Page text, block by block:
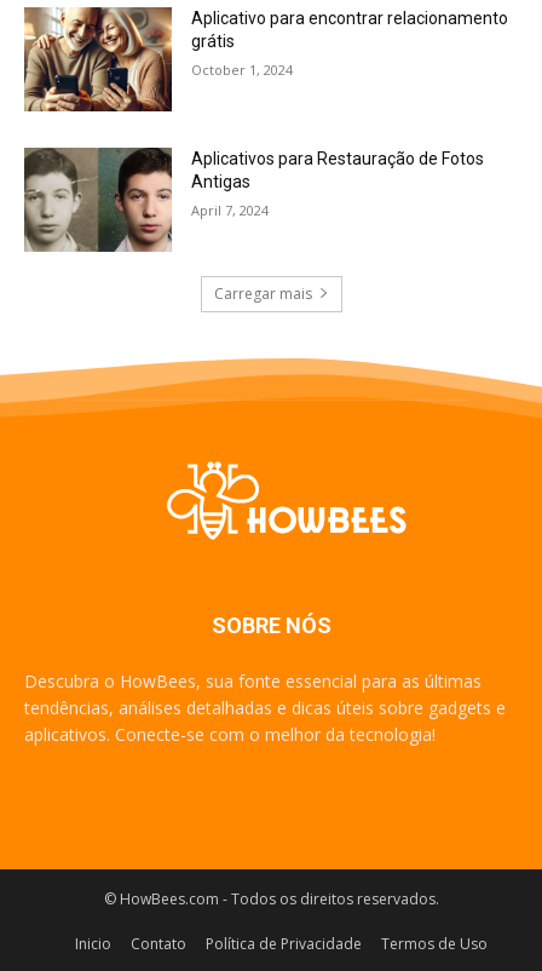
Aplicativo para encontrar relacionamento
grátis
October 1, 2024
Aplicativos para Restauração de Fotos
Antigas
April 7, 2024
Carregar mais
SOBRE NÓS
Descubra o HowBees, sua fonte essencial para as últimas
tendências, análises detalhadas e dicas úteis sobre gadgets e
aplicativos. Conecte-se com o melhor da tecnologia!
© HowBees.com - Todos os direitos reservados.
Inicio Contato Política de Privacidade Termos de Uso